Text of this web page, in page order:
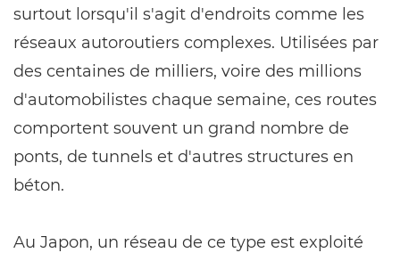
surtout lorsqu'il s'agit d'endroits comme les
réseaux autoroutiers complexes. Utilisées par
des centaines de milliers, voire des millions
d'automobilistes chaque semaine, ces routes
comportent souvent un grand nombre de
ponts, de tunnels et d'autres structures en
béton.
Au Japon, un réseau de ce type est exploité